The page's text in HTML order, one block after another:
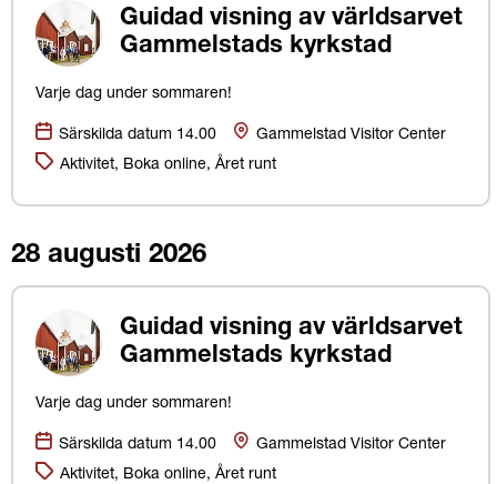
Guidad visning av världsarvet
Gammelstads kyrkstad
Varje dag under sommaren!
Datum:
Särskilda datum 14.00 Plats
Gammelstad Visitor Center
Kategorier:
Aktivitet, Boka online, Året runt
28 augusti 2026
Guidad visning av världsarvet
Gammelstads kyrkstad
Varje dag under sommaren!
Datum:
Särskilda datum 14.00 Plats
Gammelstad Visitor Center
Kategorier:
Aktivitet, Boka online, Året runt